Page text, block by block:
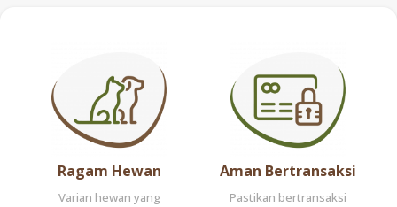
Ragam Hewan
Varian hewan yang
Aman Bertransaksi
Pastikan bertransaksi